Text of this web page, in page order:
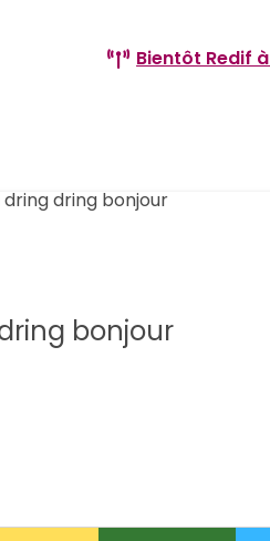
Bientôt Redif à
bonjour